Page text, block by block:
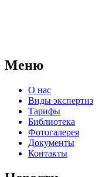
Меню
О нас
Виды экспертиз
Тарифы
Библиотека
Фотогалерея
Документы
Контакты